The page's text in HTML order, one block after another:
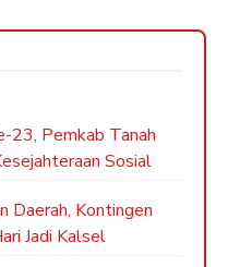
23, Pemkab Tanah
Sosial
Daerah, Kontingen
Jadi Kalsel